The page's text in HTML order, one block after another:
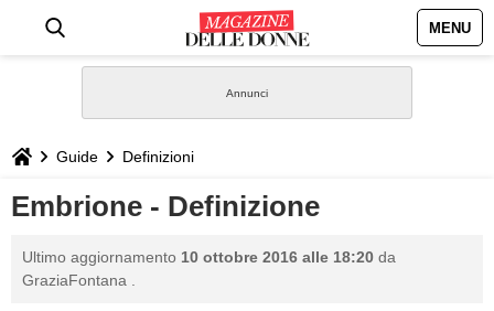
MENU
STILE
BIOGRAFIE
Guide Definizioni
Embrione - Definizione
Ultimo aggiornamento 10 ottobre 2016 alle 18:20 da
GraziaFontana